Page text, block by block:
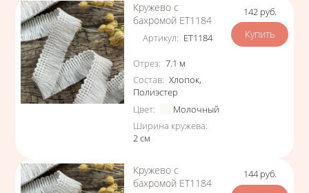
Кружево с
бахромой ЕТ1184
Артикул: ЕТ1184
Характеристики
Отрез: 7.1 м
Состав: Хлопок,
Полиэстер
Цвет:
Молочный
Ширина кружева:
2см
Цена
142 руб.
Кружево с
бахромой ЕТ1184
Цена
144 руб.